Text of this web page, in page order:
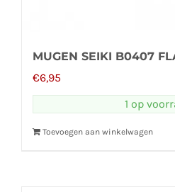
MUGEN SEIKI B0407
€6,95
1 op
Toevoegen aan winkelwagen